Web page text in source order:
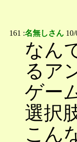
161 :名無しさん
なん
るア
ゲー
選択
こん